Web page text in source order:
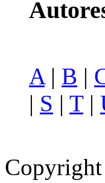
A| B |
| S | T|